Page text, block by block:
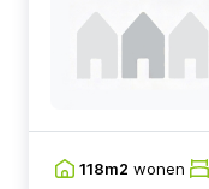
118m2 wonen